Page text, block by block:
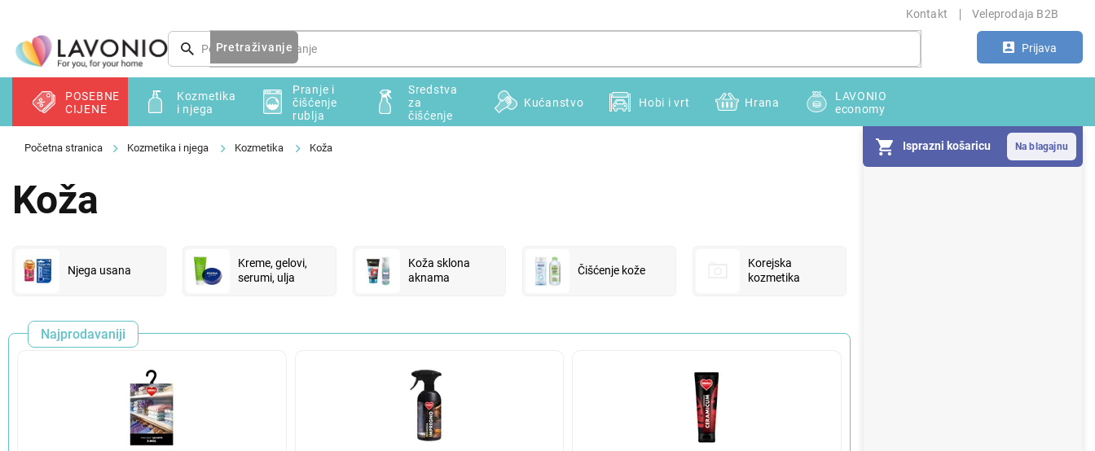
sadržaj
Kontakt Veleprodaja B2B
Prijava
Pretraživanje
Isprazni košaricu
POSEBNE
CIJENE
Kozmetika
i njega
Pranje i
čišćenje
rublja
Sredstva
za
čišćenje
Kućanstvo Hobi i vrt Hrana
LAVONIO
economy
Kozmetika i njega Kozmetika Koža
Koža
Njega usana
Kreme, gelovi,
serumi, ulja
Koža sklona
aknama
Čišćenje kože
Korejska
kozmetika
Najprodavaniji